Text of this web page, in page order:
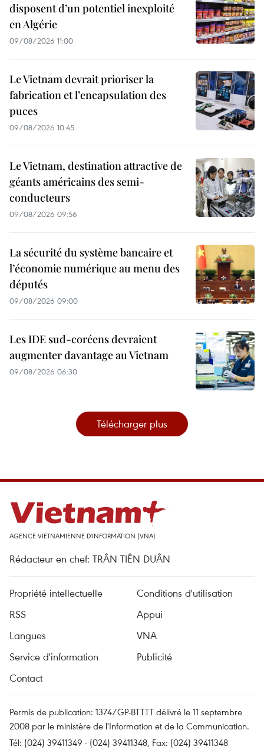
disposent d’un potentiel inexploité
en Algérie
09/08/2026 11:00
Le Vietnam devrait prioriser la
fabrication et l’encapsulation des
puces
09/08/2026 10:45
Le Vietnam, destination attractive de
géants américains des semi-
conducteurs
09/08/2026 09:56
La sécurité du système bancaire et
l’économie numérique au menu des
députés
09/08/2026 09:00
Les IDE sud-coréens devraient
augmenter davantage au Vietnam
09/08/2026 06:30
Télécharger plus
AGENCE VIETNAMIENNE D'INFORMATION (VNA)
Rédacteur en chef: TRÂN TIÊN DUÂN
Propriété intellectuelle
Conditions d'utilisation
RSS
Appui
Langues
VNA
Service d'information
Publicité
Contact
Permis de publication: 1374/GP-BTTTT délivré le 11 septembre
2008 par le ministère de l'Information et de la Communication.
Tél: (024) 39411349 - (024) 39411348, Fax: (024) 39411348